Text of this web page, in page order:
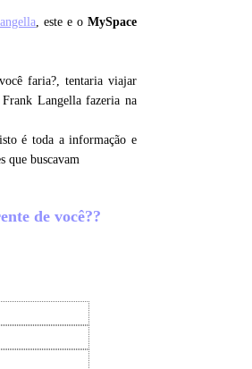
, este e o MySpace
faria?, tentaria viajar
Langella fazeria na
é toda a informação e
que buscavam
de você??